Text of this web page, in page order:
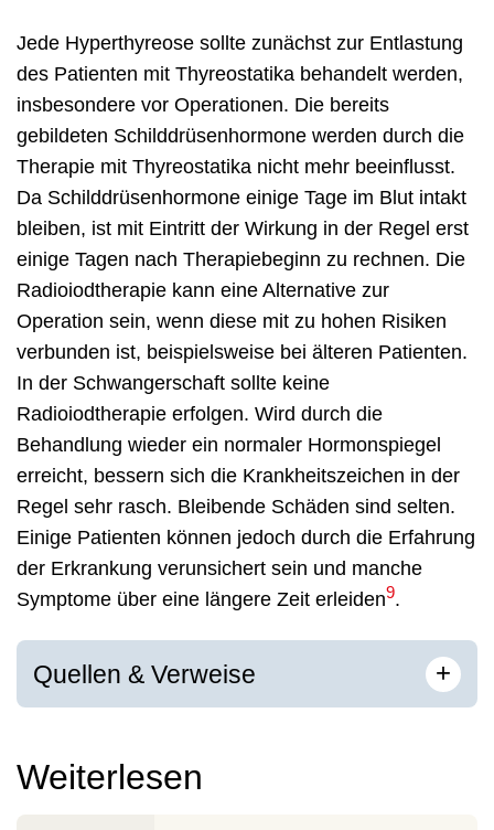
Jede Hyperthyreose sollte zunächst zur Entlastung
des Patienten mit Thyreostatika behandelt werden,
insbesondere vor Operationen. Die bereits
gebildeten Schilddrüsenhormone werden durch die
Therapie mit Thyreostatika nicht mehr beeinflusst.
Da Schilddrüsenhormone einige Tage im Blut intakt
bleiben, ist mit Eintritt der Wirkung in der Regel erst
einige Tagen nach Therapiebeginn zu rechnen. Die
Radioiodtherapie kann eine Alternative zur
Operation sein, wenn diese mit zu hohen Risiken
verbunden ist, beispielsweise bei älteren Patienten.
In der Schwangerschaft sollte keine
Radioiodtherapie erfolgen. Wird durch die
Behandlung wieder ein normaler Hormonspiegel
erreicht, bessern sich die Krankheitszeichen in der
Regel sehr rasch. Bleibende Schäden sind selten.
Einige Patienten können jedoch durch die Erfahrung
der Erkrankung verunsichert sein und manche
Symptome über eine längere Zeit erleiden9.
Quellen & Verweise +
Weiterlesen